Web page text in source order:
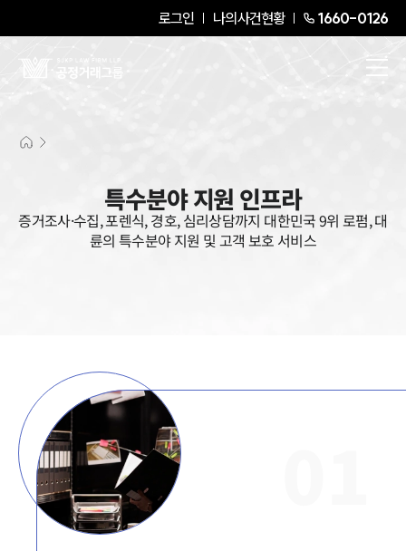
로그인 나의사건현황 1660-0126
특수분야 지원 인프라
증거조사·수집, 포렌식, 경호, 심리상담까지 대한민국 9위 로펌, 대
륜의 특수분야 지원 및 고객 보호 서비스